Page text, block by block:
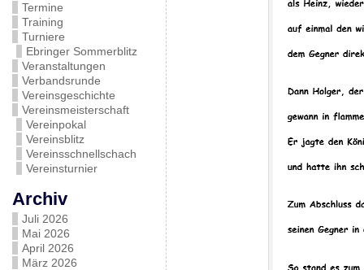
Termine
Training
Turniere
Ebringer Sommerblitz
Veranstaltungen
Verbandsrunde
Vereinsgeschichte
Vereinsmeisterschaft
Vereinpokal
Vereinsblitz
Vereinsschnellschach
Vereinsturnier
Archiv
Juli 2026
Mai 2026
April 2026
März 2026